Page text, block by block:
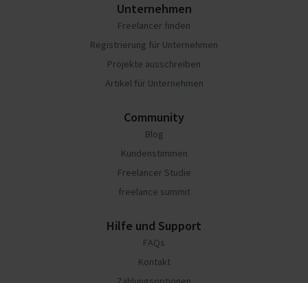
Unternehmen
Freelancer finden
Registrierung für Unternehmen
Projekte ausschreiben
Artikel für Unternehmen
Community
Blog
Kundenstimmen
Freelancer Studie
freelance summit
Hilfe und Support
FAQs
Kontakt